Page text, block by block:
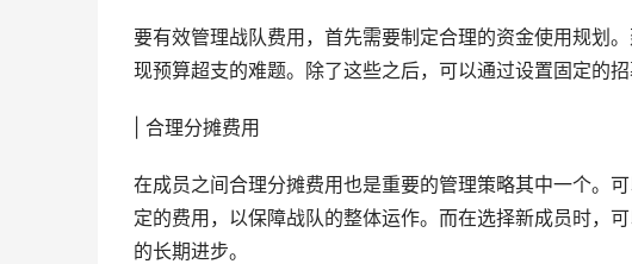
要有效管理战队费用，首先需要制定合理的资金使用规划
现预算超支的难题。除了这些之后，可以通过设置固定的
| 合理分摊费用
在成员之间合理分摊费用也是重要的管理策略其中一个。
定的费用，以保障战队的整体运作。而在选择新成员时，
的长期进步。